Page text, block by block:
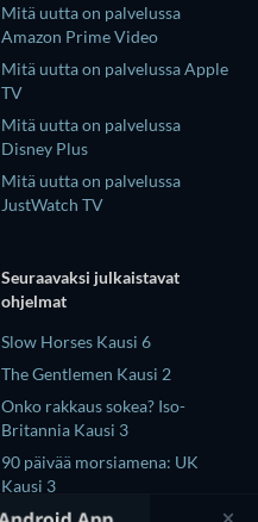
Mitä uutta on palvelussa
Amazon Prime Video
Mitä uutta on palvelussa Apple
TV
Mitä uutta on palvelussa
Disney Plus
Mitä uutta on palvelussa
JustWatch TV
Seuraavaksi julkaistavat
ohjelmat
Slow Horses Kausi 6
The Gentlemen Kausi 2
Onko rakkaus sokea? Iso-
Britannia Kausi 3
90 päivää morsiamena: UK
Kausi 3